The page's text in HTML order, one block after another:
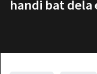
handi bat dela